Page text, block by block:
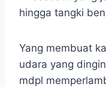
hingga tangki
Yang membuat
udara yang
mdpl